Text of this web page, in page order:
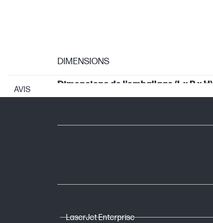
DIMENSIONS
Dimensions de l'emballage (L x P x H)
AVIS
LaserJet Enterprise